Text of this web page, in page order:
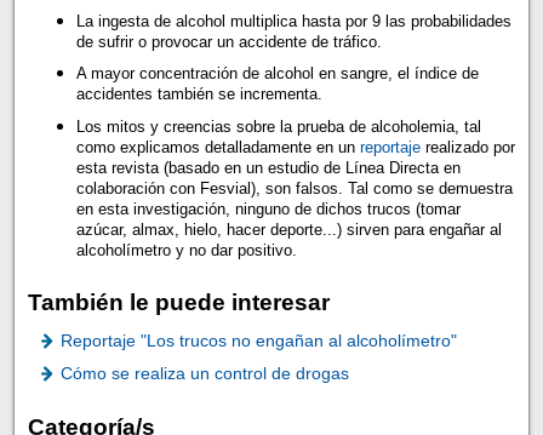
La ingesta de alcohol multiplica hasta por 9 las probabilidades
de sufrir o provocar un accidente de tráfico.
A mayor concentración de alcohol en sangre, el índice de
accidentes también se incrementa.
Los mitos y creencias sobre la prueba de alcoholemia, tal
como explicamos detalladamente en un reportajerealizado por
esta revista (basado en un estudio de Línea Directa en
colaboración con Fesvial), son falsos. Tal como se demuestra
en esta investigación, ninguno de dichos trucos (tomar
azúcar, almax, hielo, hacer deporte...) sirven para engañar al
alcoholímetro y no dar positivo.
También le puede interesar
Reportaje "Los trucos no engañan al alcoholímetro"
Cómo se realiza un control de drogas
Categoría/s